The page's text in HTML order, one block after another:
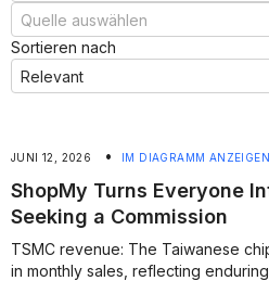
Sortieren nach
JUNI 12, 2026 • IM DIAGRAMM ANZEIGEN
ShopMy Turns Everyone
Seeking a Commission
TSMC revenue: The Taiwanese
in monthly sales, reflecting